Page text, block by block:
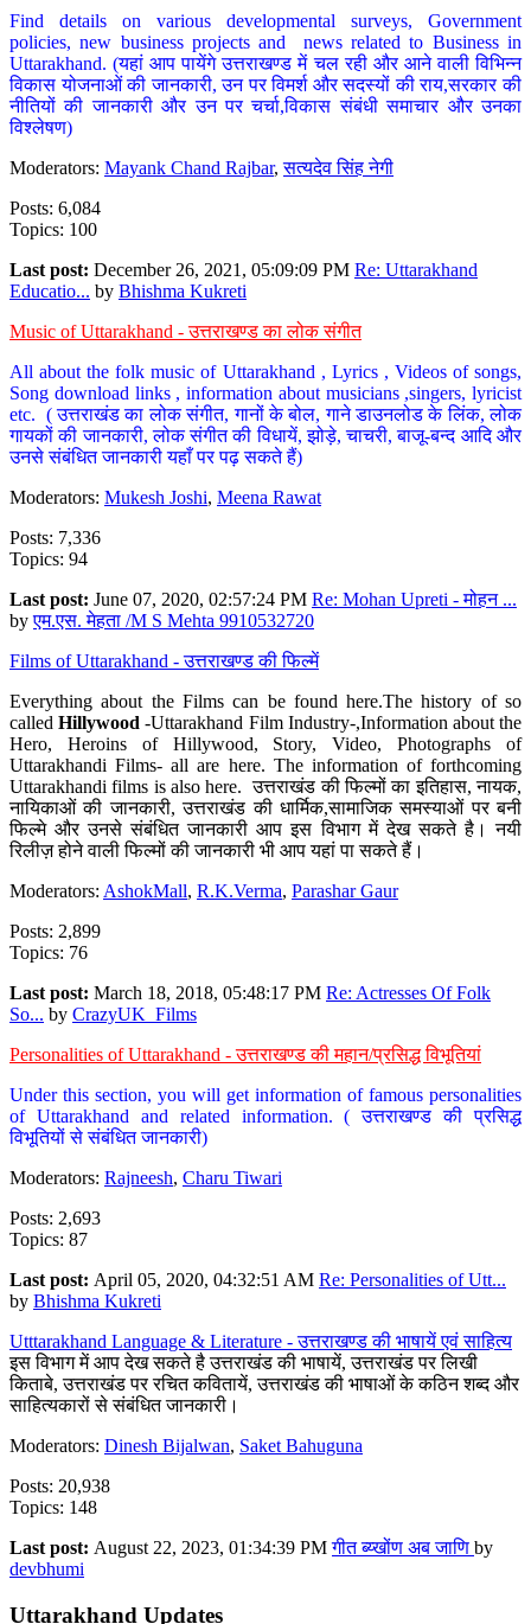
Find details on various developmental surveys, Government
policies, new business projects and news related to Business in
Uttarakhand. (यहां आप पायेंगे उत्तराखण्ड में चल रही और आने वाली विभिन्न
विकास योजनाओं की जानकारी, उन पर विमर्श और सदस्यों की राय,सरकार की
नीतियों की जानकारी और उन पर चर्चा,विकास संबंधी समाचार और उनका
विश्लेषण)
Moderators: Mayank Chand Rajbar,सत्यदेव सिंह नेगी
Posts: 6,084
Topics: 100
Last post: December 26, 2021, 05:09:09 PM Re: Uttarakhand
Educatio... by Bhishma Kukreti
Music of Uttarakhand - उत्तराखण्ड का लोक संगीत
All about the folk music of Uttarakhand , Lyrics , Videos of songs,
Song download links , information about musicians ,singers, lyricist
etc. ( उत्तराखंड का लोक संगीत, गानों के बोल, गाने डाउनलोड के लिंक, लोक
गायकों की जानकारी, लोक संगीत की विधायें, झोड़े, चाचरी, बाजू-बन्द आदि और
उनसे संबंधित जानकारी यहाँ पर पढ़ सकते हैं)
Moderators: Mukesh Joshi, Meena Rawat
Posts: 7,336
Topics: 94
Last post: June 07, 2020, 02:57:24 PM Re: Mohan Upreti - मोहन ...
byएम.एस. मेहता /M S Mehta 9910532720
Films of Uttarakhand - उत्तराखण्ड की फिल्में
Everything about the Films can be found here.The history of so
calledHillywood-Uttarakhand Film Industry-,Information about the
Hero, Heroins of Hillywood, Story, Video, Photographs of
Uttarakhandi Films- all are here. The information of forthcoming
Uttarakhandi films is also here. उत्तराखंड की फिल्मों का इतिहास, नायक,
नायिकाओं की जानकारी, उत्तराखंड की धार्मिक,सामाजिक समस्याओं पर बनी
फिल्मे और उनसे संबंधित जानकारी आप इस विभाग में देख सकते है। नयी
रिलीज़ होने वाली फिल्मों की जानकारी भी आप यहां पा सकते हैं।
Moderators: AshokMall, R.K.Verma, Parashar Gaur
Posts: 2,899
Topics: 76
Last post: March 18, 2018, 05:48:17 PM Re: Actresses Of Folk
So... by CrazyUK_Films
Personalities of Uttarakhand - उत्तराखण्ड की महान/प्रसिद्ध विभूतियां
Under this section, you will get information of famous personalities
of Uttarakhand and related information. ( उत्तराखण्ड की प्रसिद्ध
विभूतियों से संबंधित जानकारी)
Moderators: Rajneesh, Charu Tiwari
Posts: 2,693
Topics: 87
Last post: April 05, 2020, 04:32:51 AM Re: Personalities of Utt...
by Bhishma Kukreti
Utttarakhand Language & Literature - उत्तराखण्ड की भाषायें एवं साहित्य
इस विभाग में आप देख सकते है उत्तराखंड की भाषायें, उत्तराखंड पर लिखी
किताबे, उत्तराखंड पर रचित कवितायें, उत्तराखंड की भाषाओं के कठिन शब्द और
साहित्यकारों से संबंधित जानकारी।
Moderators: Dinesh Bijalwan, Saket Bahuguna
Posts: 20,938
Topics: 148
Last post: August 22, 2023, 01:34:39 PMगीत ब्य्खोंण अब जाणि by
devbhumi
Uttarakhand Updates